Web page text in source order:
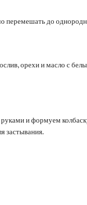
перемешать до
орехи и масло с
и формуем
застывания.